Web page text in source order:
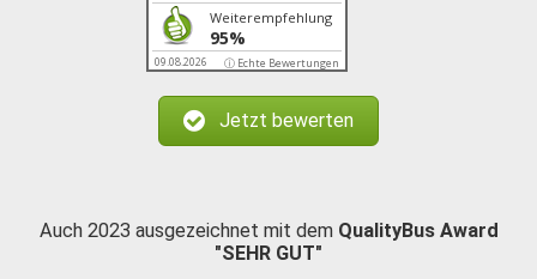
Weiterempfehlung
95%
09.08.2026 ⓘ Echte Bewertungen
Jetzt bewerten
Auch 2023 ausgezeichnet mit dem QualityBus Award
"SEHR GUT"